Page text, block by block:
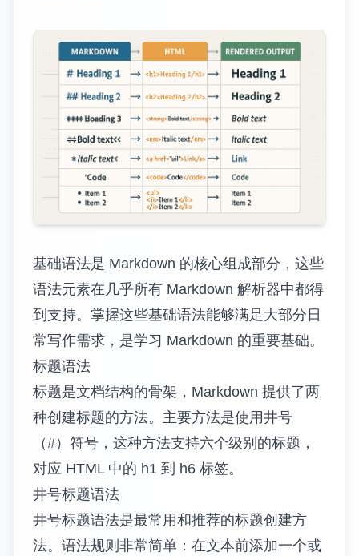
基础语法是 Markdown 的核心组成部分，这些
语法元素在几乎所有 Markdown 解析器中都得
到支持。掌握这些基础语法能够满足大部分日
常写作需求，是学习 Markdown 的重要基础。
标题语法
标题是文档结构的骨架，Markdown 提供了两
种创建标题的方法。主要方法是使用井号
（#）符号，这种方法支持六个级别的标题，
对应 HTML 中的 h1 到 h6 标签。
井号标题语法
井号标题语法是最常用和推荐的标题创建方
法。语法规则非常简单：在文本前添加一个或